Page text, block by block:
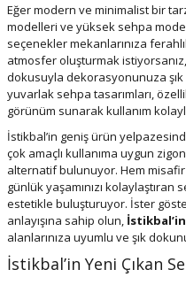
Eğer modern ve minimalist bir
modelleri ve yüksek sehpa
seçenekler mekanlarınıza
atmosfer oluşturmak istiyorsanız,
dokusuyla dekorasyonunuza
yuvarlak sehpa tasarımları,
görünüm sunarak kullanım
İstikbal’in geniş ürün
çok amaçlı kullanıma uygun
alternatif bulunuyor. Hem
günlük yaşamınızı
estetikle buluşturuyor. İster
anlayışına sahip olun,
alanlarınıza uyumlu ve şık
İstikbal’in Yeni Çıkan